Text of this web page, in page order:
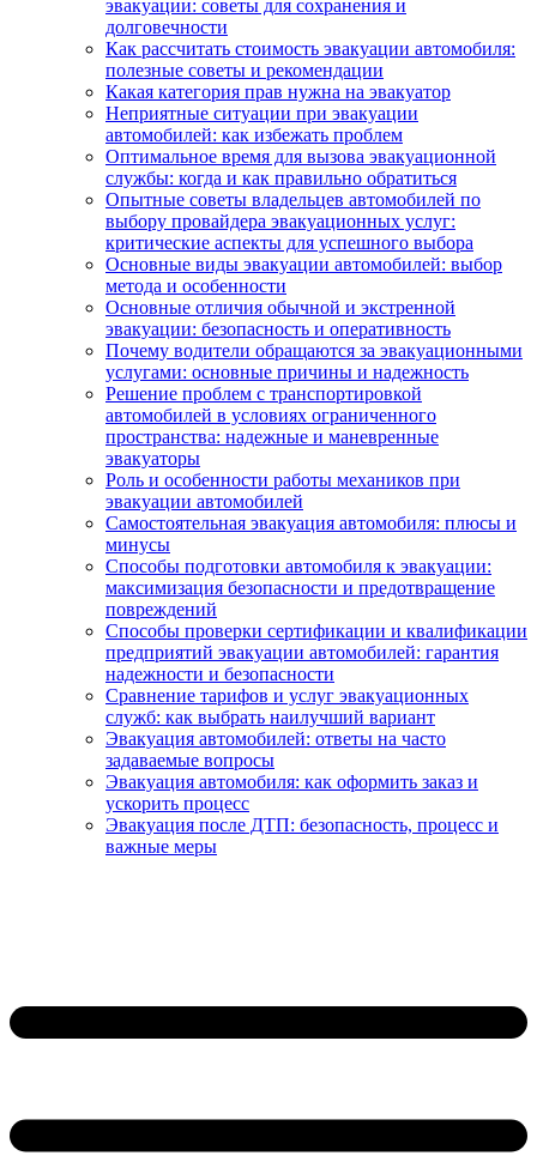
эвакуации: советы для сохранения и
долговечности
Как рассчитать стоимость эвакуации автомобиля:
полезные советы и рекомендации
Какая категория прав нужна на эвакуатор
Неприятные ситуации при эвакуации
автомобилей: как избежать проблем
Оптимальное время для вызова эвакуационной
службы: когда и как правильно обратиться
Опытные советы владельцев автомобилей по
выбору провайдера эвакуационных услуг:
критические аспекты для успешного выбора
Основные виды эвакуации автомобилей: выбор
метода и особенности
Основные отличия обычной и экстренной
эвакуации: безопасность и оперативность
Почему водители обращаются за эвакуационными
услугами: основные причины и надежность
Решение проблем с транспортировкой
автомобилей в условиях ограниченного
пространства: надежные и маневренные
эвакуаторы
Роль и особенности работы механиков при
эвакуации автомобилей
Самостоятельная эвакуация автомобиля: плюсы и
минусы
Способы подготовки автомобиля к эвакуации:
максимизация безопасности и предотвращение
повреждений
Способы проверки сертификации и квалификации
предприятий эвакуации автомобилей: гарантия
надежности и безопасности
Сравнение тарифов и услуг эвакуационных
служб: как выбрать наилучший вариант
Эвакуация автомобилей: ответы на часто
задаваемые вопросы
Эвакуация автомобиля: как оформить заказ и
ускорить процесс
Эвакуация после ДТП: безопасность, процесс и
важные меры